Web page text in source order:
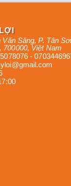
Văn Săng, P. Tân
, 700000, Việt Nam
-